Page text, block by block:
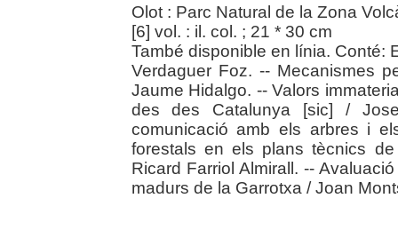
Olot : Parc Natural de la Zona
[6] vol. : il. col. ; 21 * 30 cm
També disponible en línia. Conté:
Verdaguer Foz. -- Mecanismes
Jaume Hidalgo. -- Valors
des des Catalunya [sic] /
comunicació amb els arbres i
forestals en els plans tècnics
Ricard Farriol Almirall. --
madurs de la Garrotxa / Joan